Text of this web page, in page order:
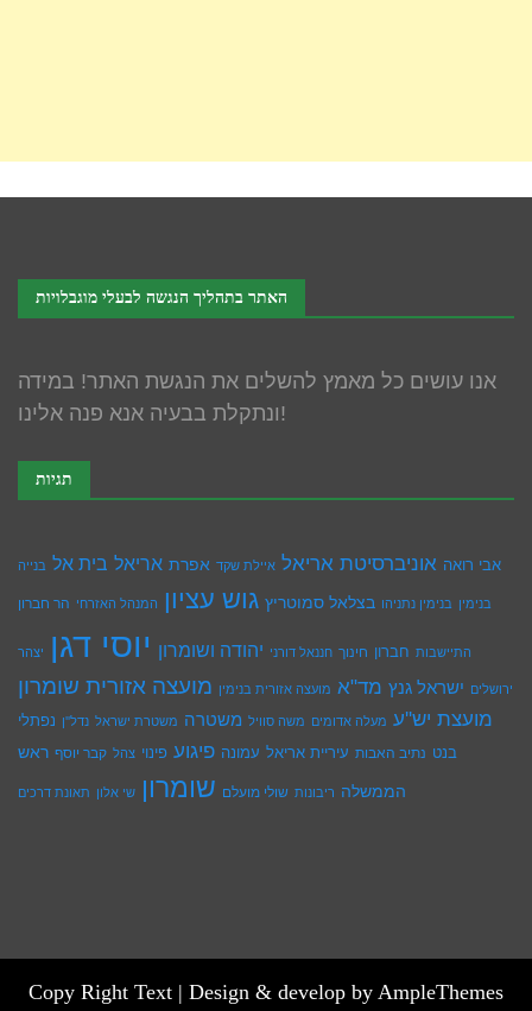
האתר בתהליך הנגשה לבעלי מוגבלויות
אנו עושים כל מאמץ להשלים את הנגשת האתר! במידה
ונתקלת בבעיה אנא פנה אלינו!
תגיות
אבי רואה אוניברסיטת אריאל איילת שקד אפרת אריאל בית אל בנייה
בנימין בנימין נתניהו בצלאל סמוטריץ גוש עציון המנהל האזרחי הר חברון
התיישבות חברון חינוך חננאל דורני יהודה ושומרון יוסי דגן יצהר
ירושלים ישראל גנץ מד"א מועצה אזורית בנימין מועצה אזורית שומרון
מועצת יש''ע מעלה אדומים משה סוויל משטרה משטרת ישראל נדל''ן נפתלי
בנט נתיב האבות עיריית אריאל עמונה פיגוע פינוי צהל קבר יוסף ראש
הממשלה ריבונות שולי מועלם שומרון שי אלון תאונת דרכים
Copy Right Text | Design & develop by AmpleThemes